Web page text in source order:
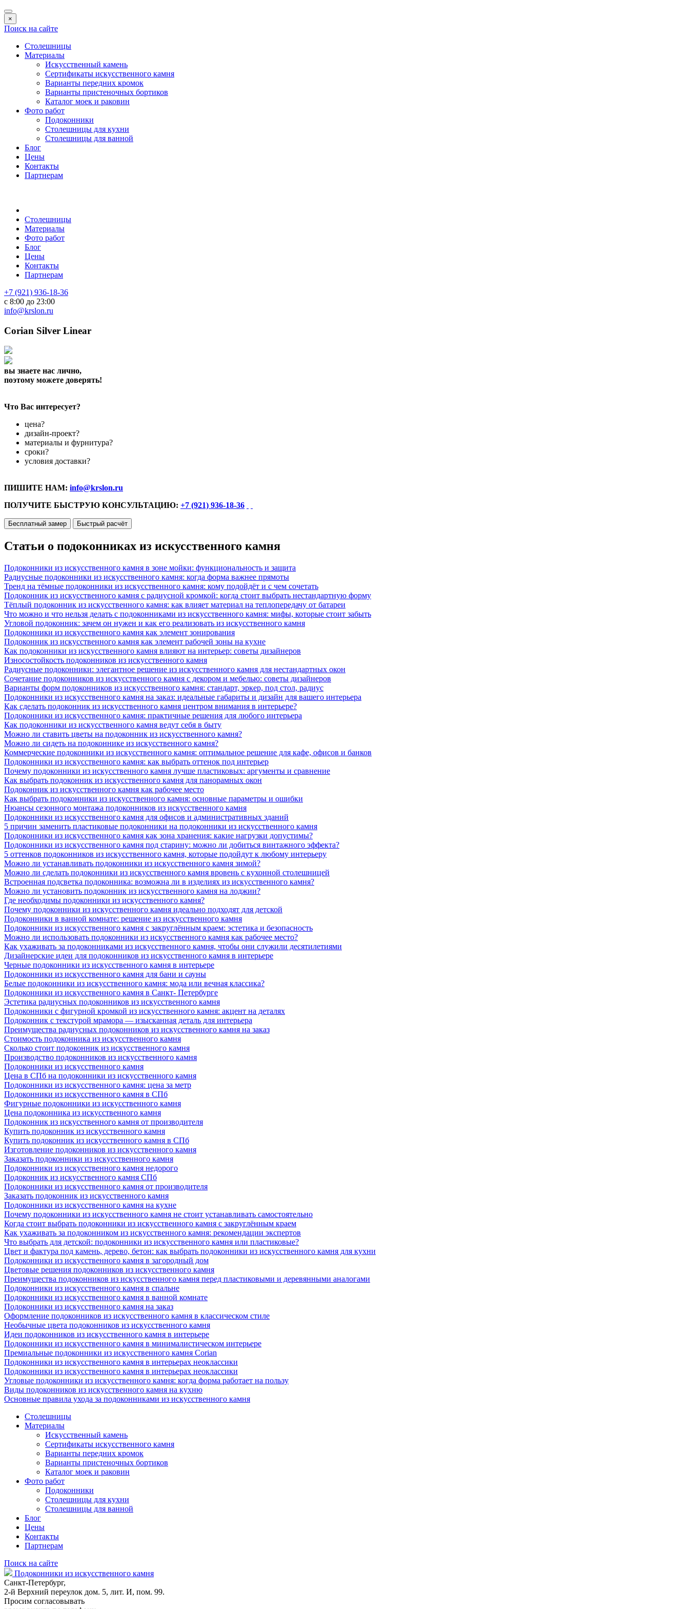
×
Поиск на сайте
Столешницы
Материалы
Искусственный камень
Сертификаты искусственного камня
Варианты передних кромок
Варианты пристеночных бортиков
Каталог моек и раковин
Фото работ
Подоконники
Столешницы для кухни
Столешницы для ванной
Блог
Цены
Контакты
Партнерам
Столешницы
Материалы
Фото работ
Блог
Цены
Контакты
Партнерам
+7 (921) 936-18-36
с 8:00 до 23:00
info@krslon.ru
Corian Silver Linear
вы знаете нас лично,
поэтому можете доверять!
Что Вас интересует?
цена?
дизайн-проект?
материалы и фурнитура?
сроки?
условия доставки?
ПИШИТЕ НАМ: info@krslon.ru
ПОЛУЧИТЕ БЫСТРУЮ КОНСУЛЬТАЦИЮ: +7 (921) 936-18-36
Бесплатный замер Быстрый расчёт
Статьи о подоконниках из искусственного камня
Подоконники из искусственного камня в зоне мойки: функциональность и защита
Радиусные подоконники из искусственного камня: когда форма важнее прямоты
Тренд на тёмные подоконники из искусственного камня: кому подойдёт и с чем сочетать
Подоконник из искусственного камня с радиусной кромкой: когда стоит выбрать нестандартную форму
Тёплый подоконник из искусственного камня: как влияет материал на теплопередачу от батареи
Что можно и что нельзя делать с подоконниками из искусственного камня: мифы, которые стоит забыть
Угловой подоконник: зачем он нужен и как его реализовать из искусственного камня
Подоконники из искусственного камня как элемент зонирования
Подоконник из искусственного камня как элемент рабочей зоны на кухне
Как подоконники из искусственного камня влияют на интерьер: советы дизайнеров
Износостойкость подоконников из искусственного камня
Радиусные подоконники: элегантное решение из искусственного камня для нестандартных окон
Сочетание подоконников из искусственного камня с декором и мебелью: советы дизайнеров
Варианты форм подоконников из искусственного камня: стандарт, эркер, под стол, радиус
Подоконники из искусственного камня на заказ: идеальные габариты и дизайн для вашего интерьера
Как сделать подоконник из искусственного камня центром внимания в интерьере?
Подоконники из искусственного камня: практичные решения для любого интерьера
Как подоконники из искусственного камня ведут себя в быту
Можно ли ставить цветы на подоконник из искусственного камня?
Можно ли сидеть на подоконнике из искусственного камня?
Коммерческие подоконники из искусственного камня: оптимальное решение для кафе, офисов и банков
Подоконники из искусственного камня: как выбрать оттенок под интерьер
Почему подоконники из искусственного камня лучше пластиковых: аргументы и сравнение
Как выбрать подоконник из искусственного камня для панорамных окон
Подоконник из искусственного камня как рабочее место
Как выбрать подоконники из искусственного камня: основные параметры и ошибки
Нюансы сезонного монтажа подоконников из искусственного камня
Подоконники из искусственного камня для офисов и административных зданий
5 причин заменить пластиковые подоконники на подоконники из искусственного камня
Подоконники из искусственного камня как зона хранения: какие нагрузки допустимы?
Подоконники из искусственного камня под старину: можно ли добиться винтажного эффекта?
5 оттенков подоконников из искусственного камня, которые подойдут к любому интерьеру
Можно ли устанавливать подоконники из искусственного камня зимой?
Можно ли сделать подоконники из искусственного камня вровень с кухонной столешницей
Встроенная подсветка подоконника: возможна ли в изделиях из искусственного камня?
Можно ли установить подоконник из искусственного камня на лоджии?
Где необходимы подоконники из искусственного камня?
Почему подоконники из искусственного камня идеально подходят для детской
Подоконники в ванной комнате: решение из искусственного камня
Подоконники из искусственного камня с закруглённым краем: эстетика и безопасность
Можно ли использовать подоконники из искусственного камня как рабочее место?
Как ухаживать за подоконниками из искусственного камня, чтобы они служили десятилетиями
Дизайнерские идеи для подоконников из искусственного камня в интерьере
Черные подоконники из искусственного камня в интерьере
Подоконники из искусственного камня для бани и сауны
Белые подоконники из искусственного камня: мода или вечная классика?
Подоконники из искусственного камня в Санкт- Петербурге
Эстетика радиусных подоконников из искусственного камня
Подоконники с фигурной кромкой из искусственного камня: акцент на деталях
Подоконник с текстурой мрамора — изысканная деталь для интерьера
Преимущества радиусных подоконников из искусственного камня на заказ
Стоимость подоконника из искусственного камня
Сколько стоит подоконник из искусственного камня
Производство подоконников из искусственного камня
Подоконники из искусственного камня
Цена в СПб на подоконники из искусственного камня
Подоконники из искусственного камня: цена за метр
Подоконники из искусственного камня в СПб
Фигурные подоконники из искусственного камня
Цена подоконника из искусственного камня
Подоконник из искусственного камня от производителя
Купить подоконник из искусственного камня
Купить подоконник из искусственного камня в СПб
Изготовление подоконников из искусственного камня
Заказать подоконники из искусственного камня
Подоконники из искусственного камня недорого
Подоконник из искусственного камня СПб
Подоконники из искусственного камня от производителя
Заказать подоконник из искусственного камня
Подоконники из искусственного камня на кухне
Почему подоконники из искусственного камня не стоит устанавливать самостоятельно
Когда стоит выбрать подоконники из искусственного камня с закруглённым краем
Как ухаживать за подоконником из искусственного камня: рекомендации экспертов
Что выбрать для детской: подоконники из искусственного камня или пластиковые?
Цвет и фактура под камень, дерево, бетон: как выбрать подоконники из искусственного камня для кухни
Подоконники из искусственного камня в загородный дом
Цветовые решения подоконников из искусственного камня
Преимущества подоконников из искусственного камня перед пластиковыми и деревянными аналогами
Подоконники из искусственного камня в спальне
Подоконники из искусственного камня в ванной комнате
Подоконники из искусственного камня на заказ
Оформление подоконников из искусственного камня в классическом стиле
Необычные цвета подоконников из искусственного камня
Идеи подоконников из искусственного камня в интерьере
Подоконники из искусственного камня в минималистическом интерьере
Премиальные подоконники из искусственного камня Corian
Подоконники из искусственного камня в интерьерах неоклассики
Подоконники из искусственного камня в интерьерах неоклассики
Угловые подоконники из искусственного камня: когда форма работает на пользу
Виды подоконников из искусственного камня на кухню
Основные правила ухода за подоконниками из искусственного камня
Столешницы
Материалы
Искусственный камень
Сертификаты искусственного камня
Варианты передних кромок
Варианты пристеночных бортиков
Каталог моек и раковин
Фото работ
Подоконники
Столешницы для кухни
Столешницы для ванной
Блог
Цены
Контакты
Партнерам
Поиск на сайте
Подоконники из искусственного камня
Санкт-Петербург,
2-й Верхний переулок дом. 5, лит. И, пом. 99.
Просим согласовывать